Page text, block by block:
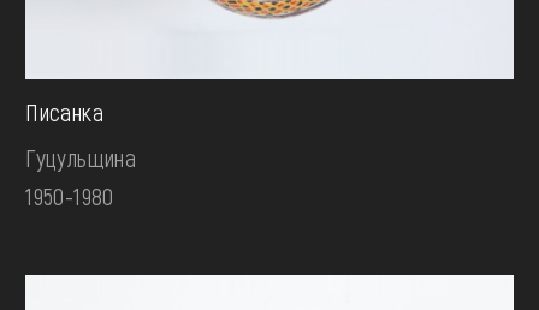
Писанка
Гуцульщина
1950-1980